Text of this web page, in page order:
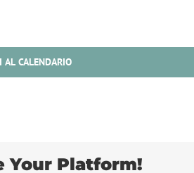
AL CALENDARIO
Your Platform!